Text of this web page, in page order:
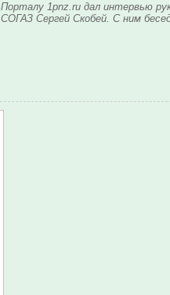
Порталу 1pnz.ru дал интервью
СОГАЗ Сергей Скобей. С ним